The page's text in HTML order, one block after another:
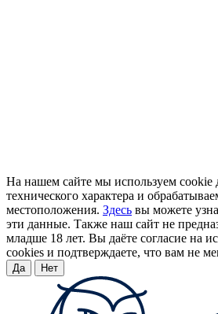
На нашем сайте мы используем cookie
технического характера и
местоположения. Здесь вы можете
эти данные. Также наш сайт не
младше 18 лет. Вы даёте согласие на
cookies и подтверждаете, что вам не
Да Нет